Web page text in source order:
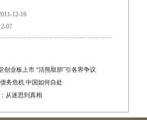
12-16
07
创业板上市 “活熊取胆”引各界争议
务危机 中国如何自处
从迷思到真相